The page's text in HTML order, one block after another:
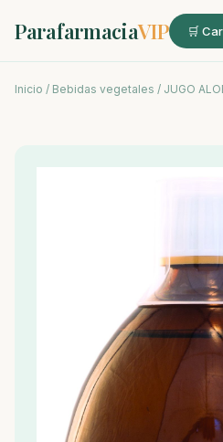
ParafarmaciaVIP 🛒
Inicio / Bebidas vegetales / JUGO